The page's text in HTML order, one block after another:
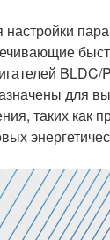
для
таких